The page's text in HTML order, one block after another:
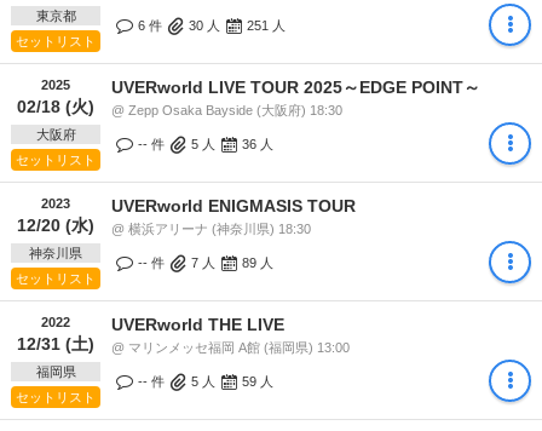
東京都
セットリスト
6 件 30 人 251 人
2025
02/18 (火)
大阪府
セットリスト
UVERworld LIVE TOUR 2025～EDGE POINT～
@ Zepp Osaka Bayside (大阪府) 18:30
-- 件 5 人 36 人
2023
12/20 (水)
神奈川県
セットリスト
UVERworld ENIGMASIS TOUR
@ 横浜アリーナ (神奈川県) 18:30
-- 件 7 人 89 人
2022
12/31 (土)
福岡県
セットリスト
UVERworld THE LIVE
@ マリンメッセ福岡 A館 (福岡県) 13:00
-- 件 5 人 59 人